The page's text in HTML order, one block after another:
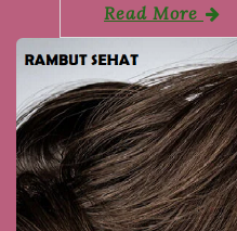
Read More